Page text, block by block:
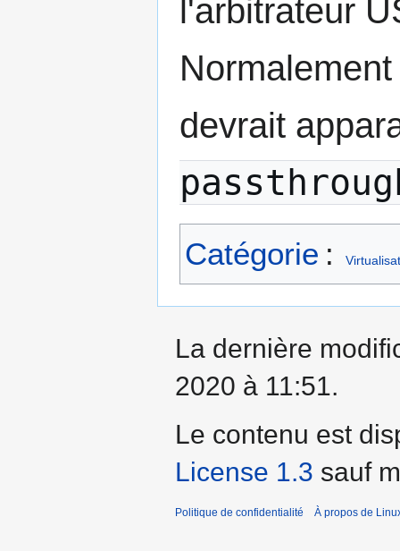
l'arbitrateur
devrait
Catégorie :
La dernière
2020 à 11:51.
Le contenu est
License 1.3 sauf
Politique de confidentialité À propos de